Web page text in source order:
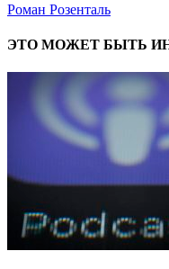
Роман Розенталь
ЭТО МОЖЕТ БЫТЬ